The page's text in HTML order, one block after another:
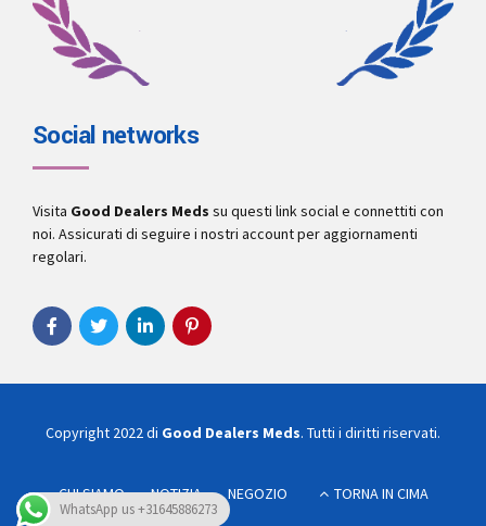
Social networks
Visita Good Dealers Meds su questi link social e connettiti con
noi. Assicurati di seguire i nostri account per aggiornamenti
regolari.
Copyright 2022 di Good Dealers Meds. Tutti i diritti riservati.
CHI SIAMO NOTIZIA NEGOZIO TORNA IN CIMA
WhatsApp us +31645886273